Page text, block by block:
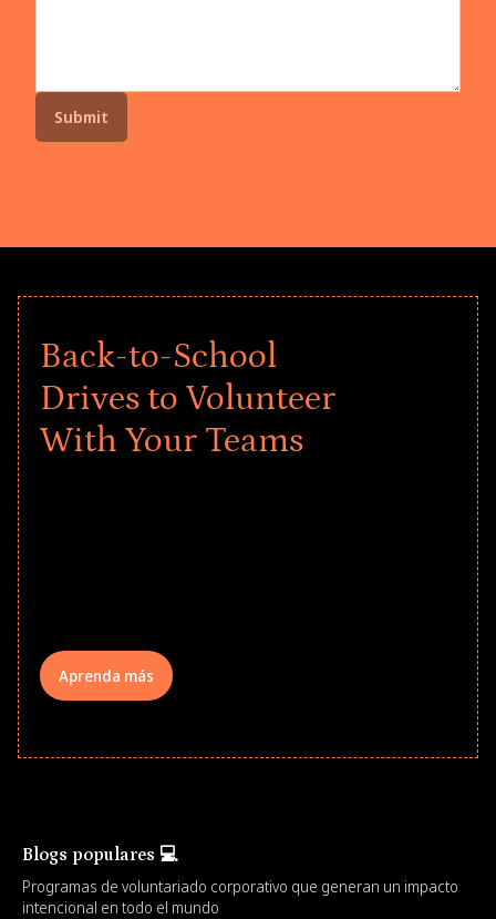
Back-to-School
Drives to Volunteer
With Your Teams
Aprenda más
Blogs populares 💻
Programas de voluntariado corporativo que generan un impacto
intencional en todo el mundo